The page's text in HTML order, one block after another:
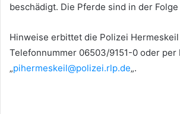
beschädigt. Die Pferde sind in der
Hinweise erbittet die Polizei
Telefonnummer 06503/9151-0 oder per
„pihermeskeil@polizei.rlp.de„.